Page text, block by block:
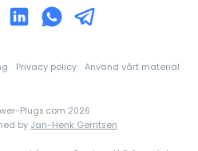
Privacy policy Använd vårt material
Plugs.com 2026
by Jan-Henk Gerritsen